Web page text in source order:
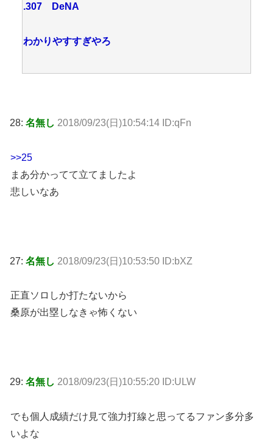
.307 DeNA
わかりやすすぎやろ
28: 名無し 2018/09/23(日)10:54:14 ID:qFn
>>25
まあ分かってて立てましたよ
悲しいなあ
27: 名無し 2018/09/23(日)10:53:50 ID:bXZ
正直ソロしか打たないから
桑原が出塁しなきゃ怖くない
29: 名無し 2018/09/23(日)10:55:20 ID:ULW
でも個人成績だけ見て強力打線と思ってるファン多分多
いよな